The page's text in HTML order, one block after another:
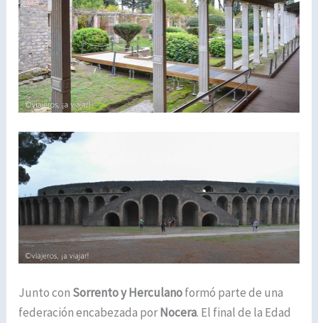
Junto con Sorrento y Herculanoformó parte de una
federación encabezada porNocera. El final de la Edad